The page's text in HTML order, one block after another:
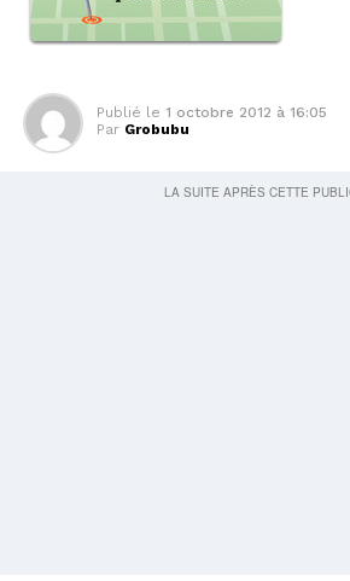
Publié le 1 octobre 2012 à 16:05
Par Grobubu